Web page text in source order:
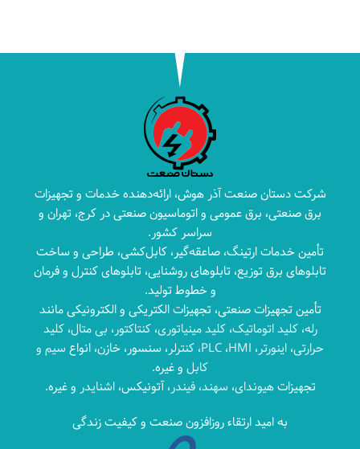
شرکت دستان صنعت آذر هوش، ارائه‌دهنده خدمات و تجهیزات
برق صنعتی، برق عمومی و اتوماسیون صنعتی در کرج، تهران و
سراسر کشور.
تأمین خدمات ارتینگ، صاعقه‌گیر، کابل‌کشی، طراحی و ساخت
تابلوهای برق توزیع، تابلوهای روشنایی، تابلوهای کنترل و فرمان
و خطوط تولید.
تأمین تجهیزات صنعتی، تجهیزات الکتریکی و الکترونیکی مانند
رله،کلید اتوماتیک،کلید مینیاتوری،کنتاکتور، بی متال،کلید
حرارتی، اینورتر، PLC ،HMI ، کنترلر، سنسور، خازن، انواع سیم و
کابل و غیره.
تجهیزاتهیوندای، سهند،فیندر، آتونیکس،اشنایدر و غیره.
به امید ارتقاء روزافزون صنعت و کیفیت زندگی